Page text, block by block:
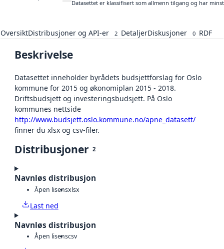
Datasettet er klassifisert som allmenn tilgang og har
OversiktDistribusjoner og API-er 2 DetaljerDiskusjoner 0 RDF
Beskrivelse
Datasettet inneholder byrådets budsjettforslag for Oslo
kommune for 2015 og økonomiplan 2015 - 2018.
Driftsbudsjett og investeringsbudsjett. På Oslo
kommunes nettside
http://www.budsjett.oslo.kommune.no/apne_datasett/
finner du xlsx og csv-filer.
Distribusjoner 2
Navnløs distribusjon
Åpen lisensxlsx
Last ned
Navnløs distribusjon
Åpen lisenscsv